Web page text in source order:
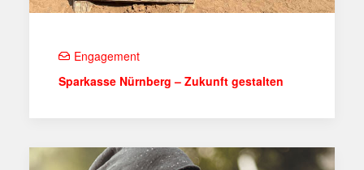
Engagement
Sparkasse Nürnberg – Zukunft gestalten